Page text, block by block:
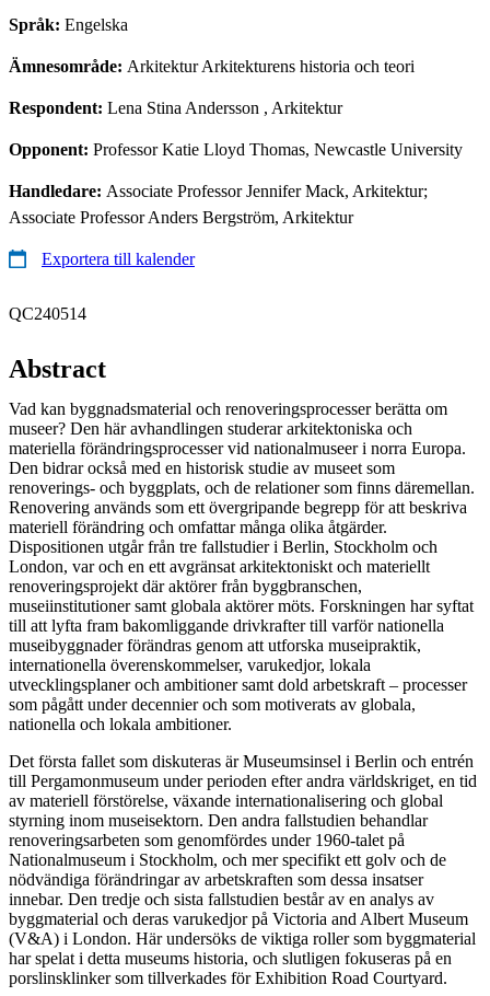
Språk: Engelska
Ämnesområde: Arkitektur Arkitekturens historia och teori
Respondent: Lena Stina Andersson , Arkitektur
Opponent: Professor Katie Lloyd Thomas, Newcastle University
Handledare: Associate Professor Jennifer Mack, Arkitektur;
Associate Professor Anders Bergström, Arkitektur
Exportera till kalender
QC240514
Abstract
Vad kan byggnadsmaterial och renoveringsprocesser berätta om
museer? Den här avhandlingen studerar arkitektoniska och
materiella förändringsprocesser vid nationalmuseer i norra Europa.
Den bidrar också med en historisk studie av museet som
renoverings- och byggplats, och de relationer som finns däremellan.
Renovering används som ett övergripande begrepp för att beskriva
materiell förändring och omfattar många olika åtgärder.
Dispositionen utgår från tre fallstudier i Berlin, Stockholm och
London, var och en ett avgränsat arkitektoniskt och materiellt
renoveringsprojekt där aktörer från byggbranschen,
museiinstitutioner samt globala aktörer möts. Forskningen har syftat
till att lyfta fram bakomliggande drivkrafter till varför nationella
museibyggnader förändras genom att utforska museipraktik,
internationella överenskommelser, varukedjor, lokala
utvecklingsplaner och ambitioner samt dold arbetskraft – processer
som pågått under decennier och som motiverats av globala,
nationella och lokala ambitioner.
Det första fallet som diskuteras är Museumsinsel i Berlin och entrén
till Pergamonmuseum under perioden efter andra världskriget, en tid
av materiell förstörelse, växande internationalisering och global
styrning inom museisektorn. Den andra fallstudien behandlar
renoveringsarbeten som genomfördes under 1960-talet på
Nationalmuseum i Stockholm, och mer specifikt ett golv och de
nödvändiga förändringar av arbetskraften som dessa insatser
innebar. Den tredje och sista fallstudien består av en analys av
byggmaterial och deras varukedjor på Victoria and Albert Museum
(V&A) i London. Här undersöks de viktiga roller som byggmaterial
har spelat i detta museums historia, och slutligen fokuseras på en
porslinsklinker som tillverkades för Exhibition Road Courtyard.